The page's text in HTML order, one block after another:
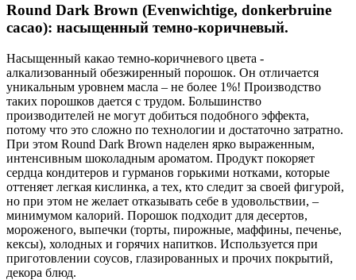
Round Dark Brown (Evenwichtige, donkerbruine
cacao): насыщенный темно-коричневый.
Насыщенный какао темно-коричневого цвета -
алкализованный обезжиренный порошок. Он отличается
уникальным уровнем масла – не более 1%! Производство
таких порошков дается с трудом. Большинство
производителей не могут добиться подобного эффекта,
потому что это сложно по технологии и достаточно затратно.
При этом Round Dark Brown наделен ярко выраженным,
интенсивным шоколадным ароматом. Продукт покоряет
сердца кондитеров и гурманов горькими нотками, которые
оттеняет легкая кислинка, а тех, кто следит за своей фигурой,
но при этом не желает отказывать себе в удовольствии, –
минимумом калорий. Порошок подходит для десертов,
мороженого, выпечки (торты, пирожные, маффины, печенье,
кексы), холодных и горячих напитков. Используется при
приготовлении соусов, глазированных и прочих покрытий,
декора блюд.